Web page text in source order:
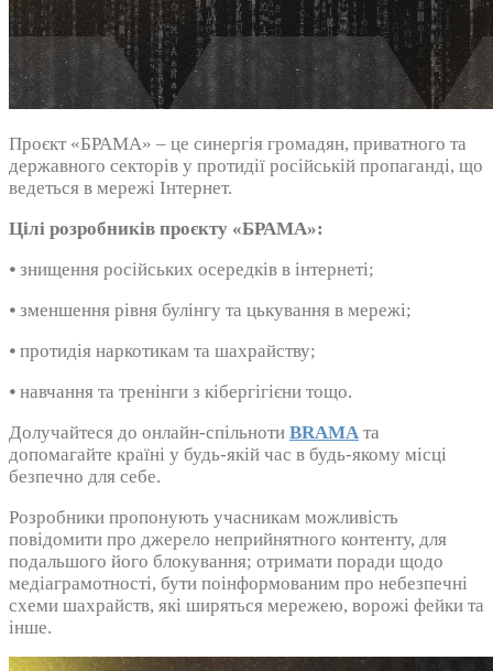
Проєкт «БРАМА» – це синергія громадян, приватного та
державного секторів у протидії російській пропаганді, що
ведеться в мережі Інтернет.
Цілі розробників проєкту «БРАМА»:
⦁ знищення російських осередків в інтернеті;
⦁ зменшення рівня булінгу та цькування в мережі;
⦁ протидія наркотикам та шахрайству;
⦁ навчання та тренінги з кібергігієни тощо.
Долучайтеся до онлайн-спільноти BRAMA та
допомагайте країні у будь-якій час в будь-якому місці
безпечно для себе.
Розробники пропонують учасникам можливість
повідомити про джерело неприйнятного контенту, для
подальшого його блокування; отримати поради щодо
медіаграмотності, бути поінформованим про небезпечні
схеми шахрайств, які ширяться мережею, ворожі фейки та
інше.